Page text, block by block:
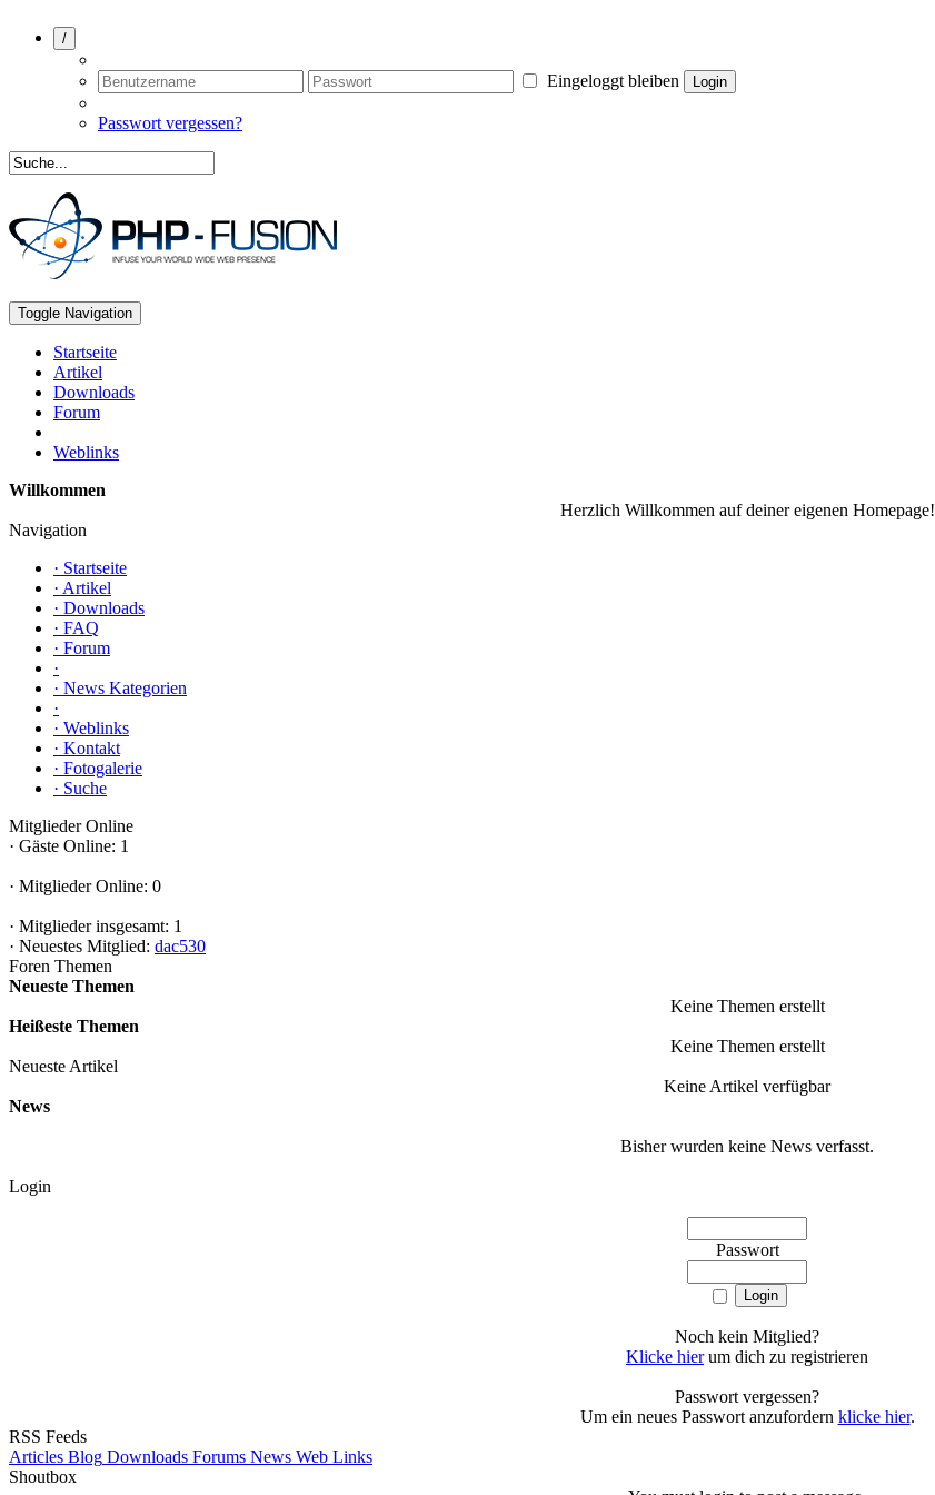
/
Eingeloggt bleiben Login
Passwort vergessen?
Toggle Navigation
Startseite
Artikel
Downloads
Forum
Weblinks
Willkommen
Herzlich Willkommen auf deiner eigenen Homepage!
Navigation
· Startseite
· Artikel
· Downloads
· FAQ
· Forum
·
· News Kategorien
·
· Weblinks
· Kontakt
· Fotogalerie
· Suche
Mitglieder Online
· Gäste Online: 1
· Mitglieder Online: 0
· Mitglieder insgesamt: 1
· Neuestes Mitglied: dac530
Foren Themen
Neueste Themen
Keine Themen erstellt
Heißeste Themen
Keine Themen erstellt
Neueste Artikel
Keine Artikel verfügbar
News
Bisher wurden keine News verfasst.
Login
Passwort
Noch kein Mitglied?
Klicke hierum dich zu registrieren
Passwort vergessen?
Um ein neues Passwort anzufordern klicke hier.
RSS Feeds
Articles Blog Downloads Forums News Web Links
Shoutbox